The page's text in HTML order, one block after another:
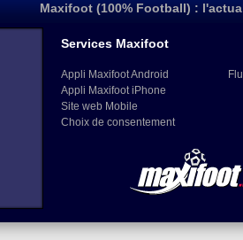
Maxifoot (100% Football) :
Services Maxifoot
Appli Maxifoot Android
Appli Maxifoot iPhone
Site web Mobile
Choix de consentement